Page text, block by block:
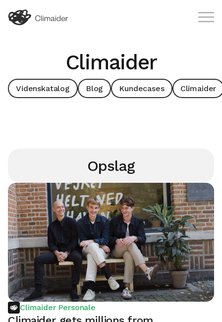
Climaider
Videnskatalog Blog Kundecases Climaider
Opslag
Climaider Personale